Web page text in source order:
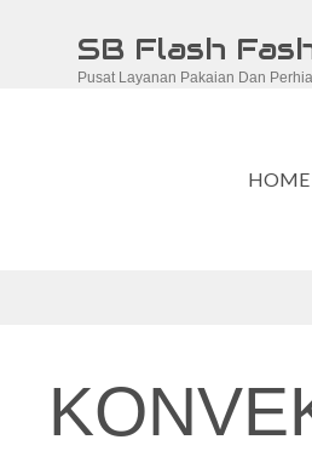
SB Flash
Pusat Layanan Pakaian Dan
HOME